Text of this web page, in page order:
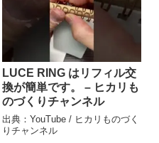
LUCE RING はリフィル交
換が簡単です。 – ヒカリも
のづくりチャンネル
出典：YouTube / ヒカリものづく
りチャンネル